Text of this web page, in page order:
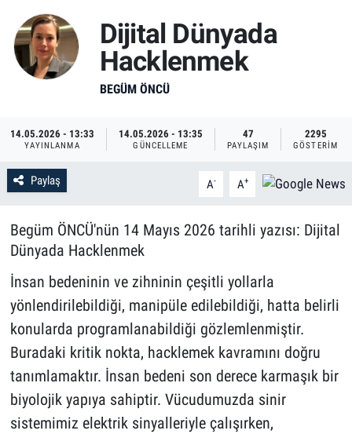
Dijital Dünyada
Hacklenmek
BEGÜM ÖNCÜ
14.05.2026 - 13:33
YAYINLANMA
14.05.2026 - 13:35
GÜNCELLEME
47
PAYLAŞIM
2295
GÖSTERIM
Paylaş A- A+
Begüm ÖNCÜ'nün 14 Mayıs 2026 tarihli yazısı: Dijital
Dünyada Hacklenmek
İnsan bedeninin ve zihninin çeşitli yollarla
yönlendirilebildiği, manipüle edilebildiği, hatta belirli
konularda programlanabildiği gözlemlenmiştir.
Buradaki kritik nokta, hacklemek kavramını doğru
tanımlamaktır. İnsan bedeni son derece karmaşık bir
biyolojik yapıya sahiptir. Vücudumuzda sinir
sistemimiz elektrik sinyalleriyle çalışırken,